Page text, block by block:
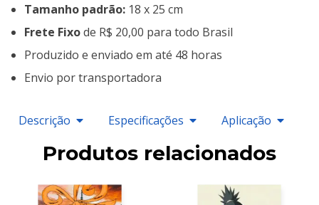
Tamanho padrão: 18 x 25 cm
Frete Fixode R$ 20,00 para todo Brasil
Produzido e enviado em até 48 horas
Envio por transportadora
Descrição Especificações Aplicação
Produtos relacionados